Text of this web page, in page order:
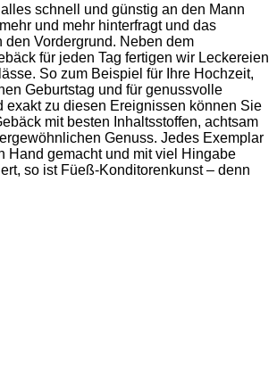
schnell und günstig an den Mann
und mehr hinterfragt und das
den Vordergrund. Neben dem
für jeden Tag fertigen wir Leckereien
So zum Beispiel für Ihre Hochzeit,
Geburtstag und für genussvolle
exakt zu diesen Ereignissen können Sie
mit besten Inhaltsstoffen, achtsam
Genuss. Jedes Exemplar
Hand gemacht und mit viel Hingabe
so ist Füeß-Konditorenkunst – denn